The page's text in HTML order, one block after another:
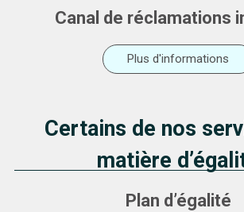
Canal de réclamations
Plus d'informations
Certains de nos
matière
Plan d’égalité